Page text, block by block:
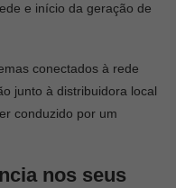
e início da geração de
conectados à rede
junto à distribuidora local
conduzido por um
nos seus